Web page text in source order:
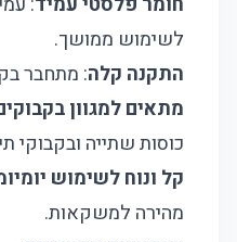
לשימוש ממושך.
התקנה קלה: מתחבר
מתאים למגוון
כוסות שתייה ובקבוקי
קל ונוח לשימוש
מהירה למשקאות.